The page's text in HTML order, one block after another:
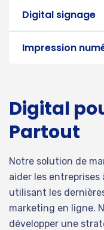
Digital signage
Impression
Digital
Partout
Notre solution de
aider les
utilisant les
marketing en ligne.
développer une